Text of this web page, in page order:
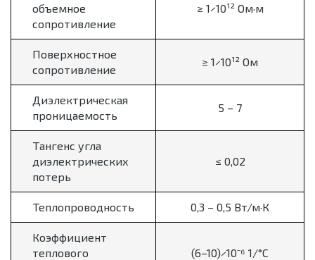
объемное
сопротивление
≥ 1×10¹² Ом·м
Поверхностное
сопротивление
≥ 1×10¹² Ом
Диэлектрическая
проницаемость
5 – 7
Тангенс угла
диэлектрических
потерь
≤ 0,02
Теплопроводность 0,3 – 0,5 Вт/м·К
Коэффициент
теплового
(6–10)×10⁻⁶ 1/°C